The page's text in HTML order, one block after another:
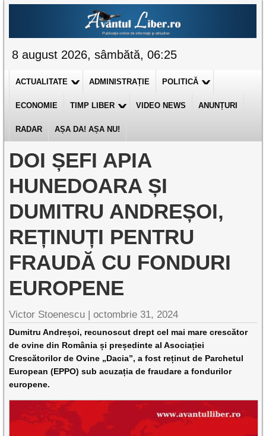
8 august 2026, sâmbătă, 06:25
ACTUALITATE ADMINISTRAȚIE POLITICĂ
ECONOMIE TIMP LIBER VIDEO NEWS ANUNȚURI
RADAR AȘA DA! AȘA NU!
DOI ȘEFI APIA
HUNEDOARA ȘI
DUMITRU ANDREȘOI,
REȚINUȚI PENTRU
FRAUDĂ CU FONDURI
EUROPENE
Victor Stoenescu |octombrie 31, 2024
Dumitru Andreșoi, recunoscut drept cel mai mare crescător
de ovine din România și președinte al Asociației
Crescătorilor de Ovine „Dacia”, a fost reținut de Parchetul
European (EPPO) sub acuzația de fraudare a fondurilor
europene.